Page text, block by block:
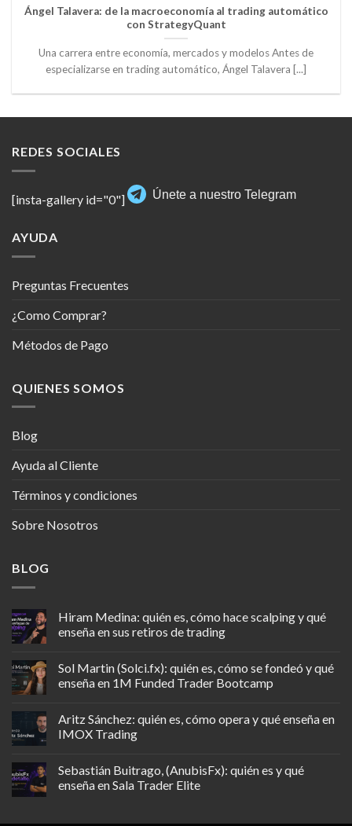
Ángel Talavera: de la macroeconomía al trading automático
con StrategyQuant
Una carrera entre economía, mercados y modelos Antes de
especializarse en trading automático, Ángel Talavera [...]
REDES SOCIALES
[insta-gallery id="0"] Únete a nuestro Telegram
AYUDA
Preguntas Frecuentes
¿Como Comprar?
Métodos de Pago
QUIENES SOMOS
Blog
Ayuda al Cliente
Términos y condiciones
Sobre Nosotros
BLOG
Hiram Medina: quién es, cómo hace scalping y qué
enseña en sus retiros de trading
Sol Martin (Solci.fx): quién es, cómo se fondeó y qué
enseña en 1M Funded Trader Bootcamp
Aritz Sánchez: quién es, cómo opera y qué enseña en
IMOX Trading
Sebastián Buitrago, (AnubisFx): quién es y qué
enseña en Sala Trader Elite